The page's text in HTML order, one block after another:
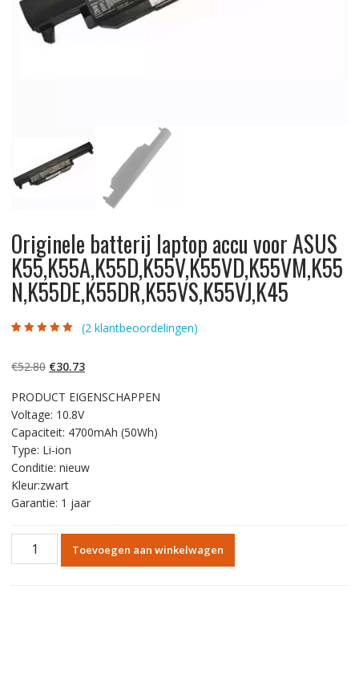
Originele batterij laptop accu voor ASUS
K55,K55A,K55D,K55V,K55VD,K55VM,K55
N,K55DE,K55DR,K55VS,K55VJ,K45
klantbeoordelinge
(2klantbeoordelingen)
€52.80 Oorspronkelijke
was:
€52.80.
€30.73Huidige
is:
€30.73.
PRODUCT EIGENSCHAPPEN
Voltage: 10.8V
Capaciteit: 4700mAh (50Wh)
Type: Li-ion
Conditie: nieuw
Kleur:zwart
Garantie: 1 jaar
Originele
batterij
Toevoegen aan winkelwagen